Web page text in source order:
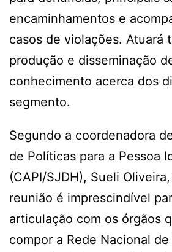
encaminhamentos e
casos de violações. Atuará
produção e disseminação
conhecimento acerca dos
segmento.
Segundo a coordenadora
de Políticas para a Pessoa
(CAPI/SJDH), Sueli
reunião é imprescindível
articulação com os órgãos
compor a Rede Nacional